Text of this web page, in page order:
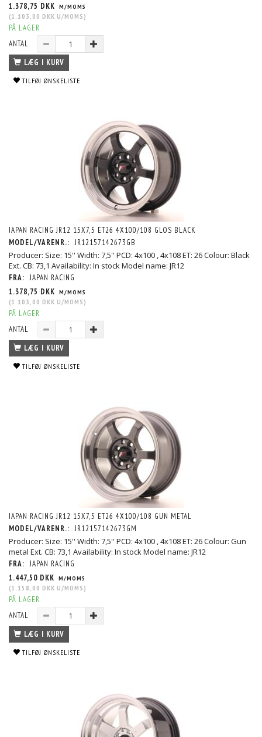
1.378,75 DKK M/MOMS
(1.103,00 DKK U/MOMS )
PÅ LAGER
ANTAL
LÆG I KURV
TILFØJ ØNSKELISTE
JAPAN RACING JR12 15X7,5 ET26 4X100/108 GLOS BLACK
MODEL/VARENR.: JR12157142673GB
Producer: Size: 15'' Width: 7,5'' PCD: 4x100 , 4x108 ET: 26 Colour: Black
Ext. CB: 73,1 Availability: In stock Model name: JR12
FRA: JAPAN RACING
1.378,75 DKK M/MOMS
(1.103,00 DKK U/MOMS )
PÅ LAGER
ANTAL
LÆG I KURV
TILFØJ ØNSKELISTE
JAPAN RACING JR12 15X7,5 ET26 4X100/108 GUN METAL
MODEL/VARENR.: JR12157142673GM
Producer: Size: 15'' Width: 7,5'' PCD: 4x100 , 4x108 ET: 26 Colour: Gun
metal Ext. CB: 73,1 Availability: In stock Model name: JR12
FRA: JAPAN RACING
1.447,50 DKK M/MOMS
(1.158,00 DKK U/MOMS )
PÅ LAGER
ANTAL
LÆG I KURV
TILFØJ ØNSKELISTE